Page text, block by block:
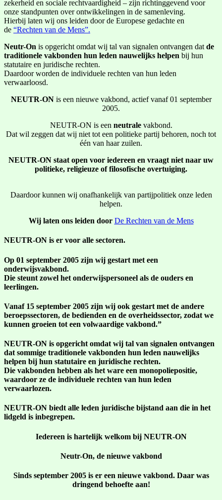
zekerheid en sociale rechtvaardigheid – zijn richtinggevend voor
onze standpunten over ontwikkelingen in de samenleving.
Hierbij laten wij ons leiden door de Europese gedachte en
de “Rechten van de Mens”.
Neutr-On is opgericht omdat wij tal van signalen ontvangen dat de
traditionele vakbonden hun leden nauwelijks helpen bij hun
statutaire en juridische rechten.
Daardoor worden de individuele rechten van hun leden
verwaarloosd.
NEUTR-ON is een nieuwe vakbond, actief vanaf 01 september
2005.
NEUTR-ON is een neutrale vakbond.
Dat wil zeggen dat wij niet tot een politieke partij behoren, noch tot
één van haar zuilen.
NEUTR-ON staat open voor iedereen en vraagt niet naar uw
politieke, religieuze of filosofische overtuiging.
Daardoor kunnen wij onafhankelijk van partijpolitiek onze leden
helpen.
Wij laten ons leiden door De Rechten van de Mens
NEUTR-ON is er voor alle sectoren.
Op 01 september 2005 zijn wij gestart met een
onderwijsvakbond.
Die steunt zowel het onderwijspersoneel als de ouders en
leerlingen.
Vanaf 15 september 2005 zijn wij ook gestart met de andere
beroepssectoren, de bedienden en de overheidssector, zodat we
kunnen groeien tot een volwaardige vakbond.”
NEUTR-ON is opgericht omdat wij tal van signalen ontvangen
dat sommige traditionele vakbonden hun leden nauwelijks
helpen bij hun statutaire en juridische rechten.
Die vakbonden hebben als het ware een monopoliepositie,
waardoor ze de individuele rechten van hun leden
verwaarlozen.
NEUTR-ON biedt alle leden juridische bijstand aan die in het
lidgeld is inbegrepen.
Iedereen is hartelijk welkom bij NEUTR-ON
Neutr-On, de nieuwe vakbond
Sinds september 2005 is er een nieuwe vakbond. Daar was
dringend behoefte aan!